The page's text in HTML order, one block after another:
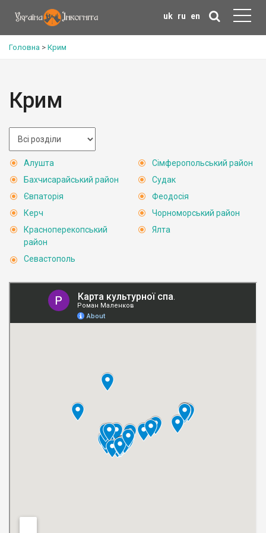
uk ru en
Головна > Крим
Крим
Алушта
Бахчисарайський район
Євпаторія
Керч
Красноперекопський
район
Севастополь
Сімферопольський район
Судак
Феодосія
Чорноморський район
Ялта